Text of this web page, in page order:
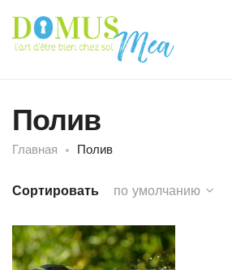
Полив
Главная Полив
Сортировать по умолчанию